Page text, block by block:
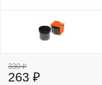
330 ₽
263 ₽